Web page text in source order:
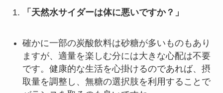
「天然水サイダーは体に悪いですか？」
確かに一部の炭酸飲料は砂糖が多いものもあり
ますが、適量を楽しむ分には大きな心配は不要
です。健康的な生活を心掛けるのであれば、摂
取量を調整し、無糖の選択肢を利用することで